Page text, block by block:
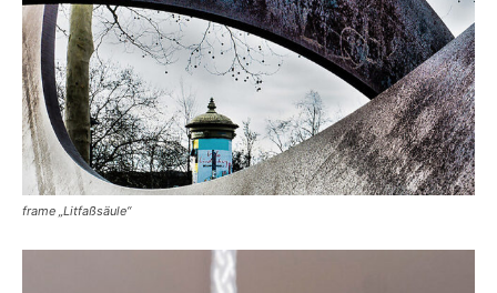
frame „Litfaßsäule“